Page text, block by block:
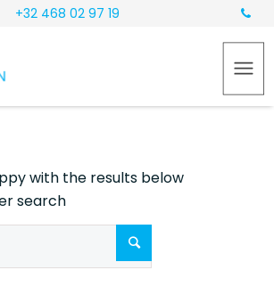
+32 468 02 97 19
with the results below
search